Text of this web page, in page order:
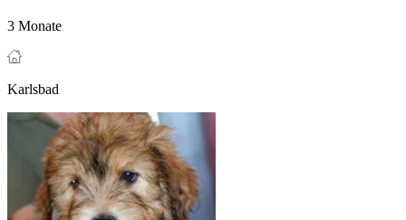
3 Monate
Karlsbad